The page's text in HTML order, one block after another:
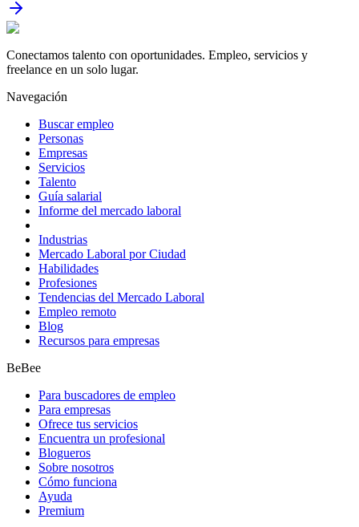
Conectamos talento con oportunidades. Empleo, servicios y
freelance en un solo lugar.
Navegación
Buscar empleo
Personas
Empresas
Servicios
Talento
Guía salarial
Informe del mercado laboral
Industrias
Mercado Laboral por Ciudad
Habilidades
Profesiones
Tendencias del Mercado Laboral
Empleo remoto
Blog
Recursos para empresas
BeBee
Para buscadores de empleo
Para empresas
Ofrece tus servicios
Encuentra un profesional
Blogueros
Sobre nosotros
Cómo funciona
Ayuda
Premium